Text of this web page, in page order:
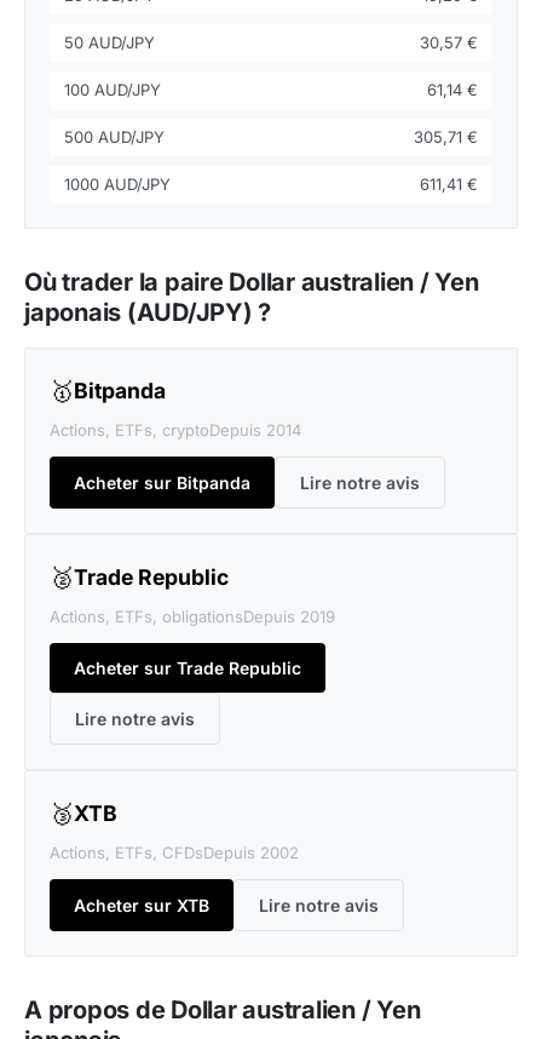
50 AUD/JPY 30,57 €
100 AUD/JPY 61,14 €
500 AUD/JPY 305,71 €
1000 AUD/JPY 611,41 €
Où trader la paire Dollar australien / Yen
japonais (AUD/JPY) ?
🥇Bitpanda
Actions, ETFs, cryptoDepuis 2014
Acheter sur Bitpanda Lire notre avis
🥈Trade Republic
Actions, ETFs, obligationsDepuis 2019
Acheter sur Trade Republic
Lire notre avis
🥉XTB
Actions, ETFs, CFDsDepuis 2002
Acheter sur XTB Lire notre avis
A propos de Dollar australien / Yen